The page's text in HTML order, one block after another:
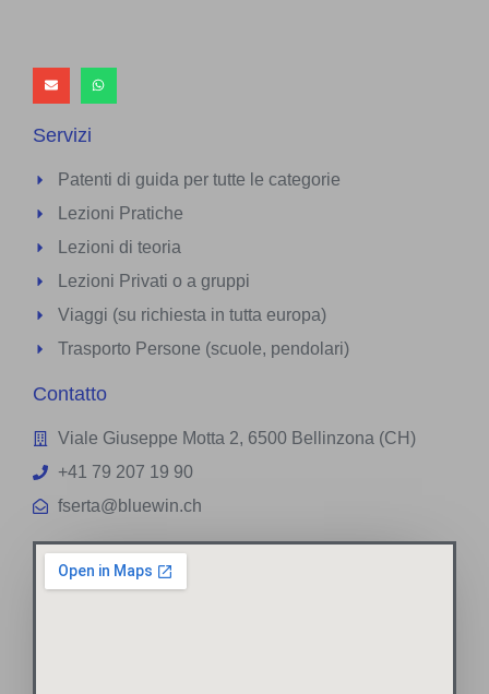
Servizi
Patenti di guida per tutte le categorie
Lezioni Pratiche
Lezioni di teoria
Lezioni Privati o a gruppi
Viaggi (su richiesta in tutta europa)
Trasporto Persone (scuole, pendolari)
Contatto
Viale Giuseppe Motta 2, 6500 Bellinzona (CH)
+41 79 207 19 90
fserta@bluewin.ch